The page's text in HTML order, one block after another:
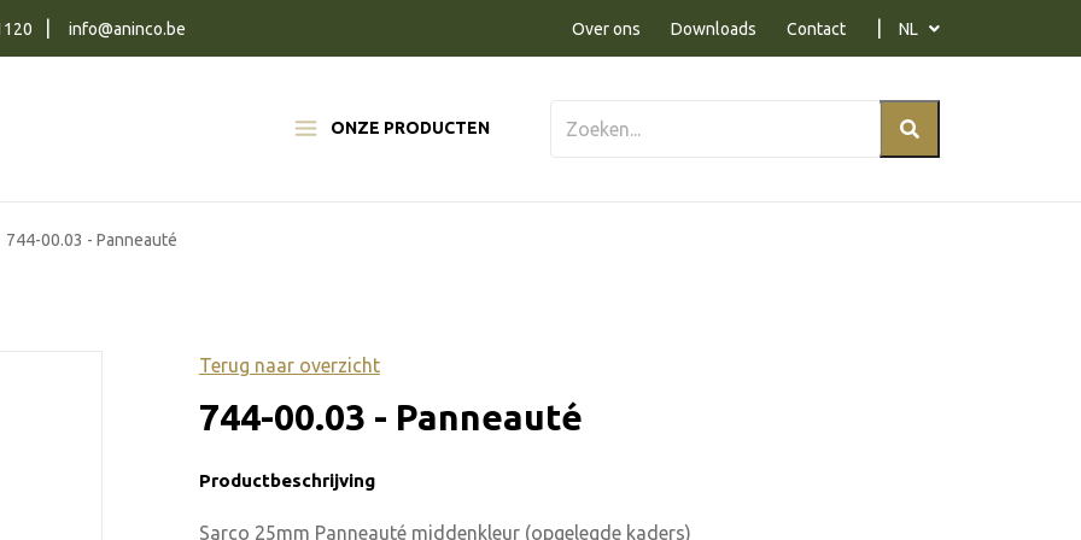
ONZE PRODUCTEN
info@aninco.be Over ons Downloads Contact NL
744-00.03 - Panneauté
Terug naar overzicht
744-00.03 - Panneauté
Productbeschrijving
Sarco 25mm Panneauté middenkleur (opgelegde kaders)